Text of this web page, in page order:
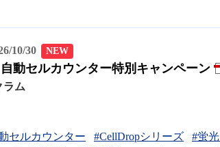
10/30 NEW
自動セルカウンター特別キャンペーン
ラム
セルカウンター #CellDropシリーズ #蛍